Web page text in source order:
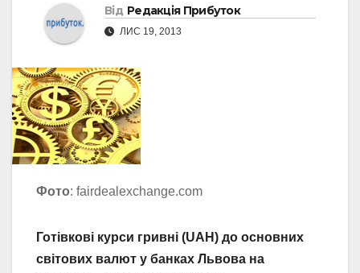
Від Редакція Прибуток
ЛИС 19, 2013
Фото: fairdealexchange.com
Готівкові курси гривні (UAH) до основних
світових валют у банках Львова на